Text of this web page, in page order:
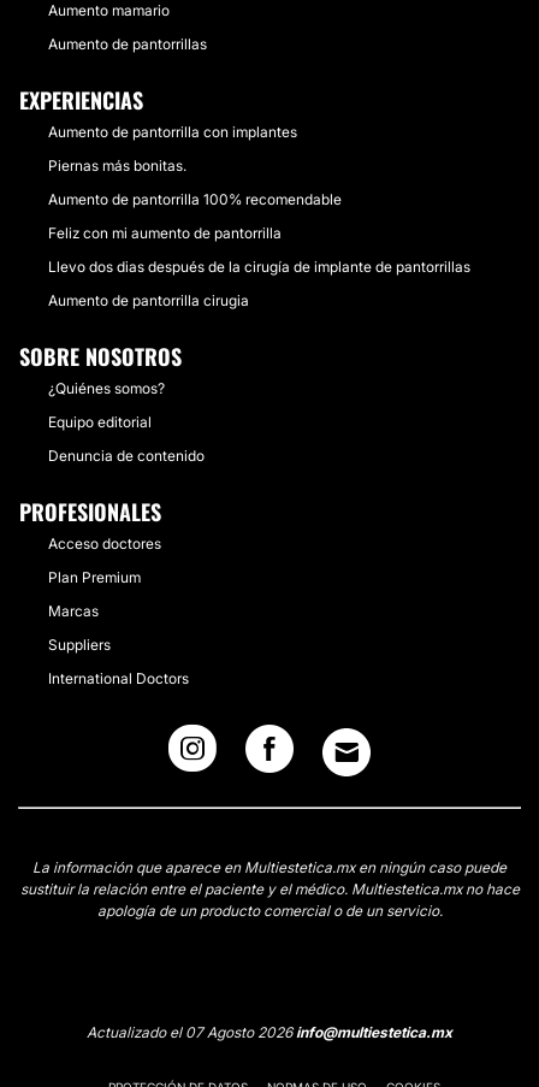
Aumento mamario
Aumento de pantorrillas
EXPERIENCIAS
Aumento de pantorrilla con implantes
Piernas más bonitas.
Aumento de pantorrilla 100% recomendable
Feliz con mi aumento de pantorrilla
Llevo dos dias después de la cirugía de implante de pantorrillas
Aumento de pantorrilla cirugia
SOBRE NOSOTROS
¿Quiénes somos?
Equipo editorial
Denuncia de contenido
PROFESIONALES
Acceso doctores
Plan Premium
Marcas
Suppliers
International Doctors
La información que aparece en Multiestetica.mx en ningún caso puede
sustituir la relación entre el paciente y el médico. Multiestetica.mx no hace
apología de un producto comercial o de un servicio.
Actualizado el 07 Agosto 2026info@multiestetica.mx